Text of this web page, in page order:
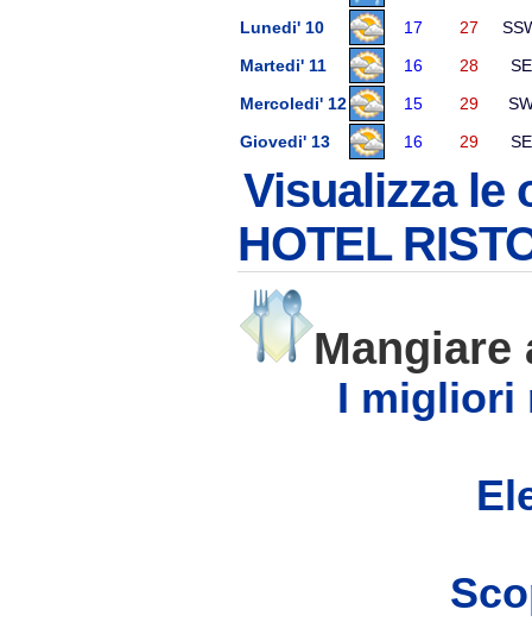
Lunedi' 10
17 27
Martedi' 11
16 28
SE
Mercoledi' 12
15 29
Giovedi' 13
16 29 SE
Visualizza le
HOTEL
Mangiare
I migliori